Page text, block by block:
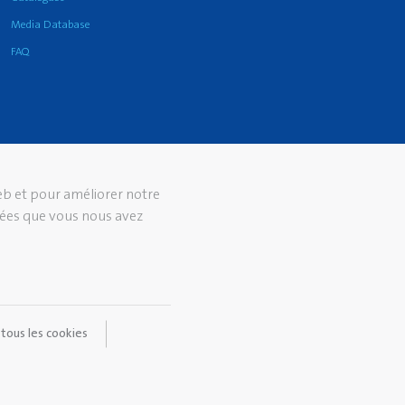
Media Database
FAQ
et pour améliorer notre
que vous nous avez
les cookies